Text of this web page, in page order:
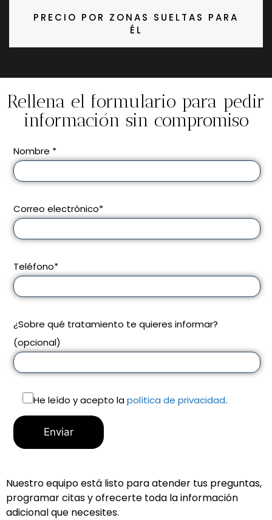
PRECIO POR ZONAS SUELTAS PARA
ÉL
Rellena el formulario para pedir
información sin compromiso
Nombre *
Correo electrónico*
Teléfono*
¿Sobre qué tratamiento te quieres informar?
(opcional)
He leído y acepto lapolítica de privacidad.
Nuestro equipo está listo para atender tus preguntas,
programar citas y ofrecerte toda la información
adicional que necesites.